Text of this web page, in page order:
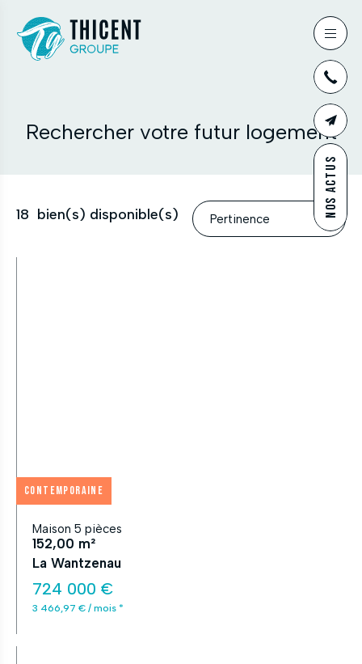
NOS ACTUS
Rechercher votre futur logement
18 bien(s) disponible(s)
Contemporaine
Maison 5 pièces
152,00 m²
La Wantzenau
724 000 €
3 466,97 € / mois *